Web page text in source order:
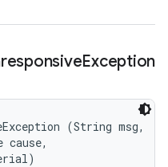
Exception
(String msg,
cause,